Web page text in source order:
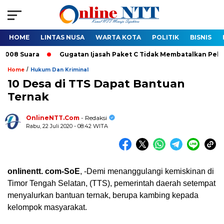
HOME LINTAS NUSA WARTA KOTA POLITIK BISNIS
Gugatan Ijasah Paket C Tidak Membatalkan Pelantikan
Home / Hukum Dan Kriminal
10 Desa di TTS Dapat Bantuan
Ternak
OnlineNTT.Com - Redaksi
Rabu, 22 Juli 2020 - 08:42 WITA
onlinentt. com-SoE, -Demi menanggulangi kemiskinan di
Timor Tengah Selatan, (TTS), pemerintah daerah setempat
menyalurkan bantuan ternak, berupa kambing kepada
kelompok masyarakat.